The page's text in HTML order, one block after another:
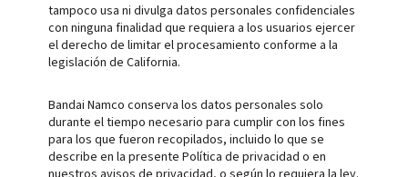
tampoco usa ni divulga datos personales confidenciales
con ninguna finalidad que requiera a los usuarios ejercer
el derecho de limitar el procesamiento conforme a la
legislación de California.
Bandai Namco conserva los datos personales solo
durante el tiempo necesario para cumplir con los fines
para los que fueron recopilados, incluido lo que se
describe en la presente Política de privacidad o en